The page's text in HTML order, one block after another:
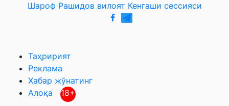
Шароф Рашидов вилоят Кенгаши сессияси
Таҳририят
Реклама
Хабар жўнатинг
Алоқа
18+